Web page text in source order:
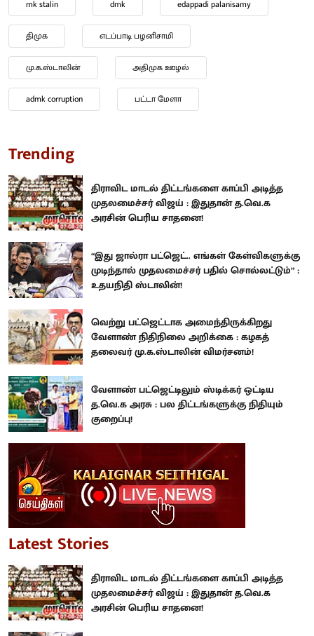
mk stalin dmk edappadi palanisamy
திமுக எடப்பாடி பழனிசாமி
மு.க.ஸ்டாலின் அதிமுக ஊழல்
admk corruption பட்டா மேளா
Trending
திராவிட மாடல் திட்டங்களை காப்பி அடித்த
முதலமைச்சர் விஜய் : இதுதான் த.வெ.க
அரசின் பெரிய சாதனை!
“இது ஜால்ரா பட்ஜெட்.. எங்கள் கேள்விகளுக்கு
முடிந்தால் முதலமைச்சர் பதில் சொல்லட்டும்” :
உதயநிதி ஸ்டாலின்!
வெற்று பட்ஜெட்டாக அமைந்திருக்கிறது
வேளாண் நிதிநிலை அறிக்கை : கழகத்
தலைவர் மு.க.ஸ்டாலின் விமர்சனம்!
வேளாண் பட்ஜெட்டிலும் ஸ்டிக்கர் ஒட்டிய
த.வெ.க அரசு : பல திட்டங்களுக்கு நிதியும்
குறைப்பு!
Latest Stories
திராவிட மாடல் திட்டங்களை காப்பி அடித்த
முதலமைச்சர் விஜய் : இதுதான் த.வெ.க
அரசின் பெரிய சாதனை!